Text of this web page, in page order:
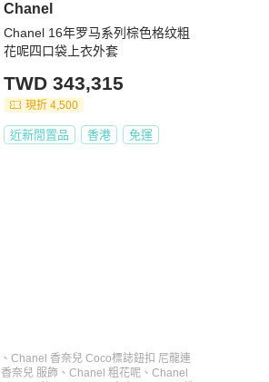
Chanel
Chanel 16年罗马系列棕色格纹粗
花呢四口袋上衣外套
TWD 343,315
現折 4,500
近新閒置品 香港 免運
、 Chanel 香奈兒 Coco標誌鈕扣 尼龍連
香奈兒 服飾 、 Chanel 粗花呢 、 Chanel